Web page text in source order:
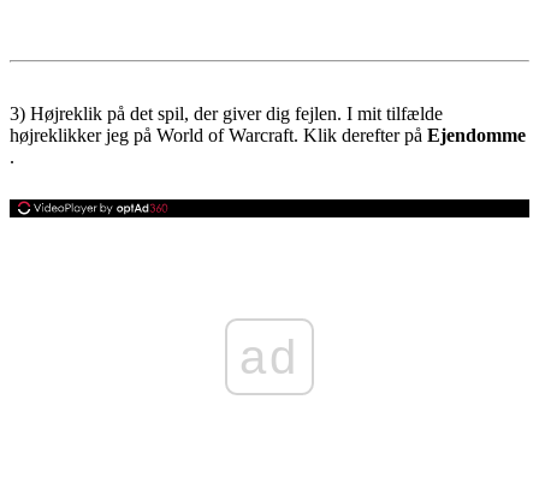
3) Højreklik på det spil, der giver dig fejlen. I mit tilfælde
højreklikker jeg på World of Warcraft. Klik derefter på Ejendomme
.
ad